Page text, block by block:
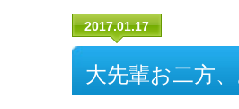
2017.01.17
大先輩お二方